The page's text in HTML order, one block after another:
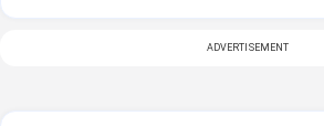
ADVERTISEMENT